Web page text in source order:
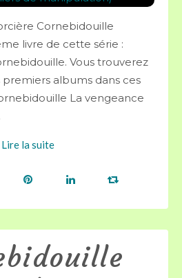
Cornebidouille
livre de cette série :
Vous trouverez
premiers albums dans ces
La vengeance
Lire la suite